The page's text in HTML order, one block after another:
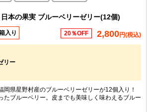
日本の果実 ブルーベリーゼリー(12個)
入り 20％OFF 2,800円(税込)
リー
岡県星野村産のブルーベリーゼリーが12個入り！
たブルーベリー。皮までも美味しく味わえるブルー